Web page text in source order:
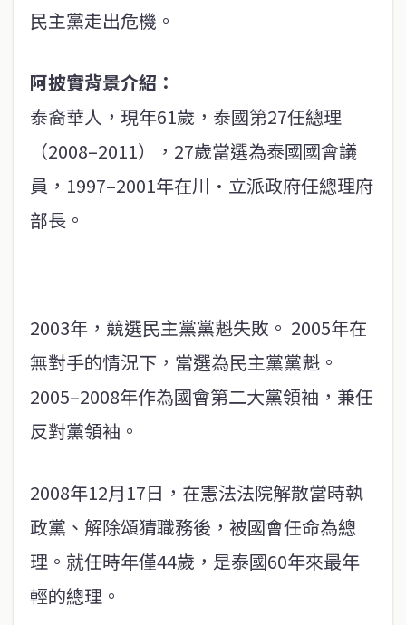
民主黨走出危機。
阿披實背景介紹：
泰裔華人，現年61歲，泰國第27任總理
（2008–2011），27歲當選為泰國國會議
員，1997–2001年在川·立派政府任總理府
部長。
2003年，競選民主黨黨魁失敗。 2005年在
無對手的情況下，當選為民主黨黨魁。
2005–2008年作為國會第二大黨領袖，兼任
反對黨領袖。
2008年12月17日，在憲法法院解散當時執
政黨、解除頌猜職務後，被國會任命為總
理。就任時年僅44歲，是泰國60年來最年
輕的總理。